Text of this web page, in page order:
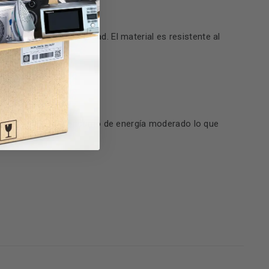
asegura su durabilidad. El material es resistente al
posee un consumo de energía moderado lo que